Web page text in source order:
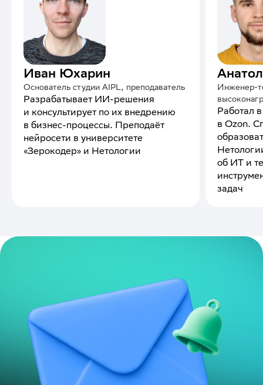
Иван Юхарин
Основатель студии AIPL, преподаватель
Разрабатывает ИИ-решения
и консультирует по их внедрению
в бизнес-процессы. Преподаёт
нейросети в университете
«Зерокодер» и Нетологии
Инженер-
Работал
в Ozon.
об ИТ и
задач